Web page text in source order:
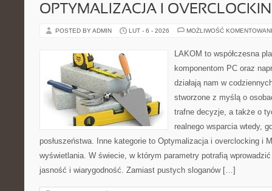
OPTYMALIZACJA I
POSTED BY ADMIN LUT - 6 - 2026 MOŻLIWOŚĆ
LAKOM to współczesna
komponentom PC oraz
działają nam w
stworzone z myślą o
trafne decyzje, a także o
realnego wsparcia wtedy,
posłuszeństwa. Inne kategorie to Optymalizacja i overclocking i
wyświetlania. W świecie, w którym parametry potrafią
jasność i wiarygodność. Zamiast pustych sloganów […]